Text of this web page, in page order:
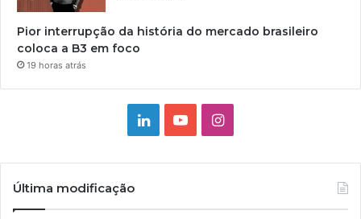
Pior interrupção da história do mercado brasileiro
coloca a B3 em foco
19 horas atrás
LinkedinYouTubeInstagram
Última modificação